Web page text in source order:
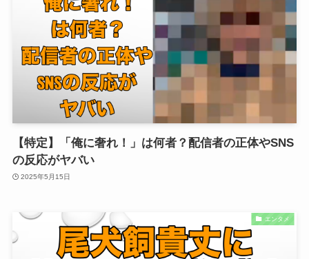
【特定】「俺に奢れ！」は何者？配信者の正体やSNS
の反応がヤバい
2025年5月15日
エンタメ